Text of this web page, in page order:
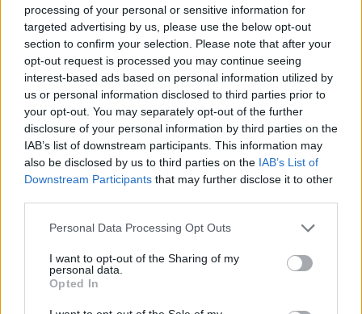
processing of your personal or sensitive information for
targeted advertising by us, please use the below opt-out
section to confirm your selection. Please note that after your
opt-out request is processed you may continue seeing
interest-based ads based on personal information utilized by
us or personal information disclosed to third parties prior to
your opt-out. You may separately opt-out of the further
disclosure of your personal information by third parties on the
IAB’s list of downstream participants. This information may
also be disclosed by us to third parties on the IAB’s List of
Downstream Participants that may further disclose it to other
Please note that this website/app uses one or more Google
not limited to your visit or usage behaviour. You may click to
grant or deny consent to Google and its third-party tags to
use your data for below specified purposes in below Google
consent section.
Personal Data Processing Opt Outs
I want to opt-out of the Sharing of my
personal data.
Opted In
Kövess minket, és értesülj a friss hírekről a
Facebookon is!